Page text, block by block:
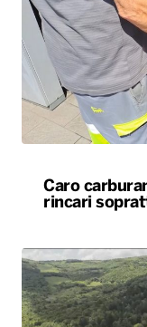
Caro
rincari